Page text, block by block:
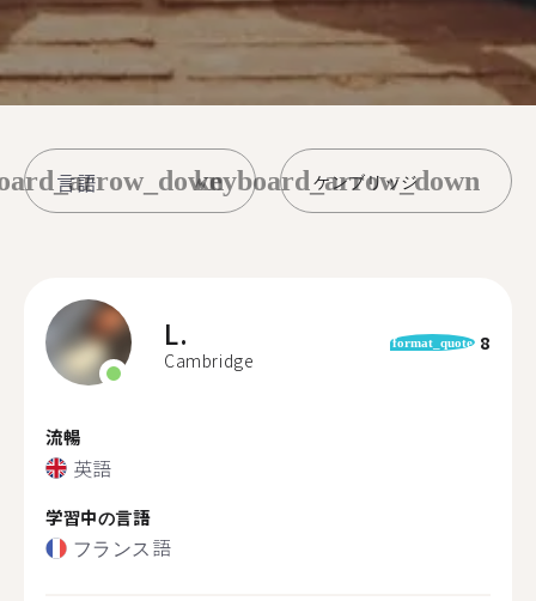
ケンブリッジ
keyboard_arrow_down
L.
Cambridge
format_quote 8
流暢
英語
学習中の言語
フランス語